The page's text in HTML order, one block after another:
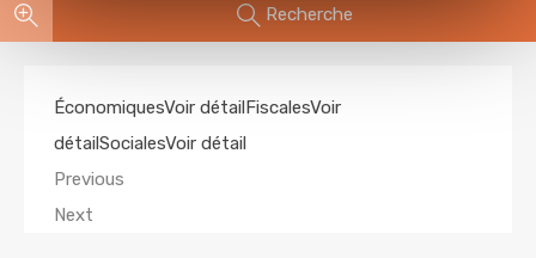
Recherche
ÉconomiquesVoir détailFiscalesVoir
détailSocialesVoir détail
Previous
Next